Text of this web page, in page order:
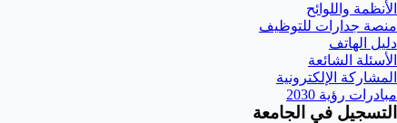
الأنظمة واللوائح
منصة جدارات للتوظيف
دليل الهاتف
الأسئلة الشائعة
المشاركة الإلكترونية
مبادرات رؤية 2030
التسجيل في الجامعة